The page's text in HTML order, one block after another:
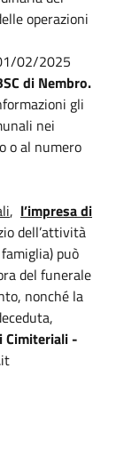
operazioni
02/2025
di Nembro.
gli
nei
o al numero
, l’impresa di
dell’attività
può
del funerale
nonché la
Cimiteriali -